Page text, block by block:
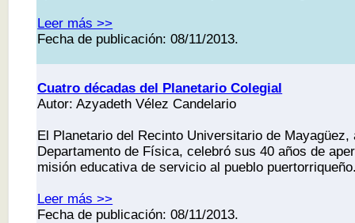
Leer más >>
Fecha de publicación: 08/11/2013.
Cuatro décadas del Planetario Colegial
Autor: Azyadeth Vélez Candelario
El Planetario del Recinto Universitario de Mayagüez,
Departamento de Física, celebró sus 40 años de
misión educativa de servicio al pueblo
Leer más >>
Fecha de publicación: 08/11/2013.